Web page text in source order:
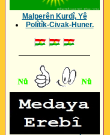
Malperên Kurdî, Yê
Polîtîk-Civak-Huner.